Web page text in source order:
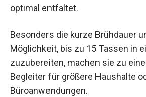
optimal entfaltet.
Besonders die kurze Brühdauer
Möglichkeit, bis zu 15 Tassen in
zuzubereiten, machen sie zu
Begleiter für größere Haushalte
Büroanwendungen.